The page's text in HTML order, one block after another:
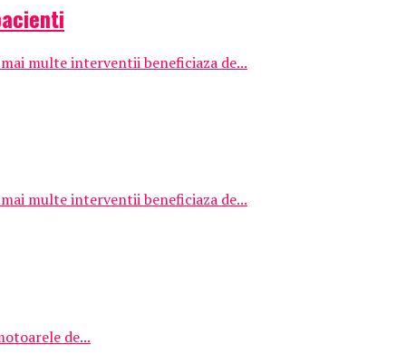
multe interventii beneficiaza de...
multe interventii beneficiaza de...
de...